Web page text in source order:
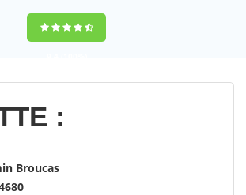
9,4(100%)
14358votes
:
Broucas